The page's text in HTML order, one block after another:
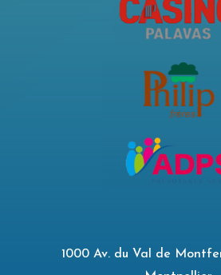
1000 Av. du Val de